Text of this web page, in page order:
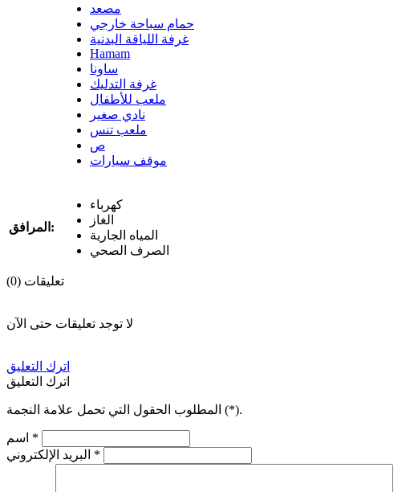
مصعد
حمام سباحة خارجي
غرفة اللياقة البدنية
Hamam
ساونا
غرفة التدليك
ملعب للأطفال
نادي صغير
ملعب تنس
ص
موقف سيارات
المرافق:
كهرباء
الغاز
المياه الجارية
الصرف الصحي
تعليقات (0)
لا توجد تعليقات حتى الآن
اترك التعليق
اترك التعليق
المطلوب الحقول التي تحمل علامة النجمة (*).
*
*